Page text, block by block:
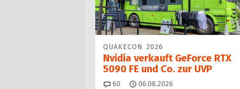
QUAKECON 2026
Nvidia verkauft GeForce RTX
5090 FE und Co. zur UVP
60 Kommentare
06.08.2026